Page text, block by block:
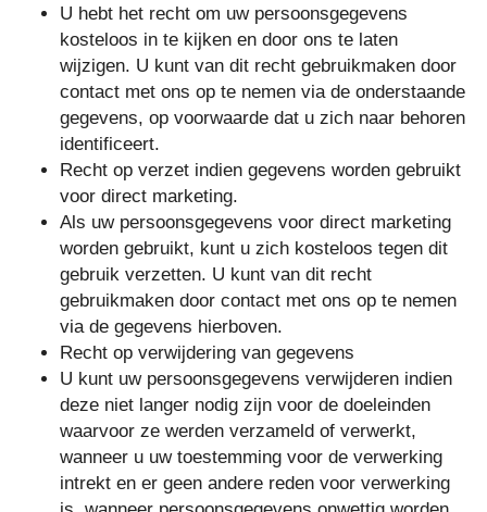
U hebt het recht om uw persoonsgegevens
kosteloos in te kijken en door ons te laten
wijzigen. U kunt van dit recht gebruikmaken door
contact met ons op te nemen via de onderstaande
gegevens, op voorwaarde dat u zich naar behoren
identificeert.
Recht op verzet indien gegevens worden gebruikt
voor direct marketing.
Als uw persoonsgegevens voor direct marketing
worden gebruikt, kunt u zich kosteloos tegen dit
gebruik verzetten. U kunt van dit recht
gebruikmaken door contact met ons op te nemen
via de gegevens hierboven.
Recht op verwijdering van gegevens
U kunt uw persoonsgegevens verwijderen indien
deze niet langer nodig zijn voor de doeleinden
waarvoor ze werden verzameld of verwerkt,
wanneer u uw toestemming voor de verwerking
intrekt en er geen andere reden voor verwerking